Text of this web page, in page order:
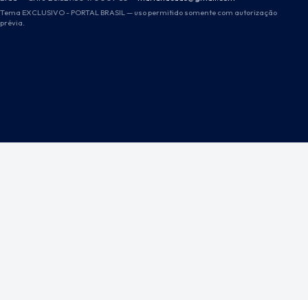
Tema EXCLUSIVO - PORTAL BRASIL — uso permitido somente com autorização
prévia.